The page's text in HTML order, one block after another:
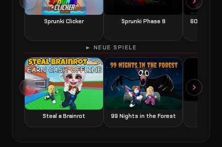
Sprunki Clicker Sprunki Phase 8 60
► NEUE SPIELE
Steal a Brainrot 99 Nights in the Forest